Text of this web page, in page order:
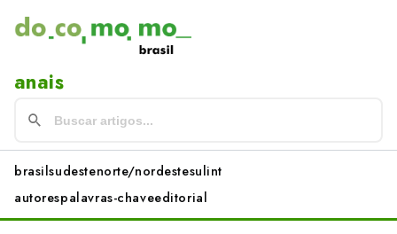
anais
brasilsudestenorte/nordestesulint
autorespalavras-chaveeditorial